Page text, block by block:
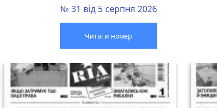
№ 31 від 5 серпня 2026
Читати номер